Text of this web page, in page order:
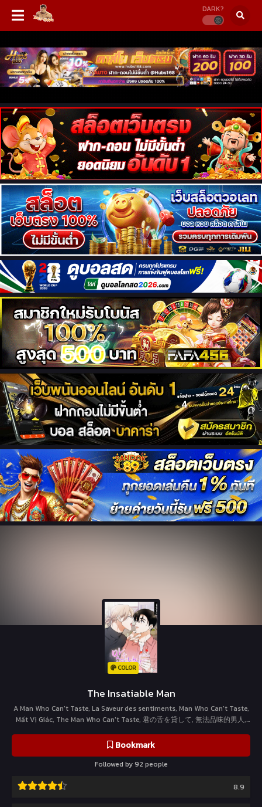
DARK?
COLOR
The Insatiable Man
A Man Who Can't Taste, La Saveur des sentiments, Man Who Can't Taste,
Mất Vị Giác, The Man Who Can't Taste, 君の舌を貸して, 無法品味的男人,
Bookmark
Followed by 92 people
8.9